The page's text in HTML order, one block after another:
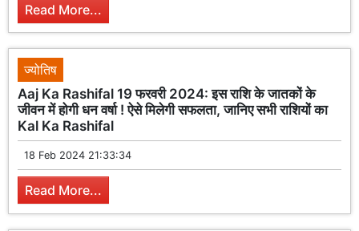
Read More...
ज्योतिष
Aaj Ka Rashifal 19 फरवरी 2024: इस राशि के जातकों के
जीवन में होगी धन वर्षा ! ऐसे मिलेगी सफलता, जानिए सभी राशियों का
Kal Ka Rashifal
18 Feb 2024 21:33:34
Read More...